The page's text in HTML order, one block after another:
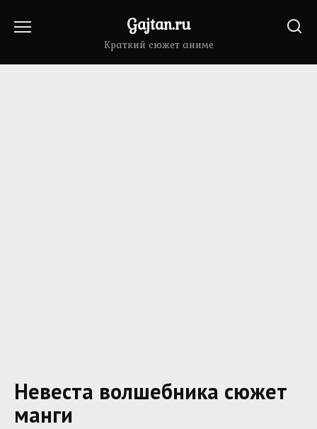
Gajtan.ru
Краткий сюжет аниме
Невеста волшебника сюжет
манги